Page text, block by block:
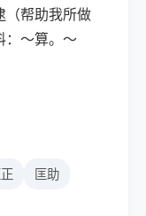
（帮助我所做
：～算。～
匡助